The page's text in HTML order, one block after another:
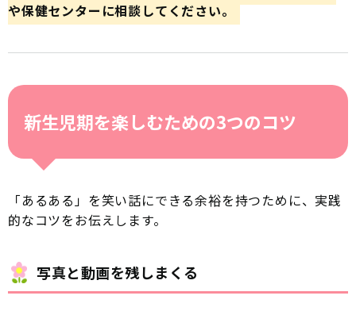
や保健センターに相談してください。
新生児期を楽しむための3つのコツ
「あるある」を笑い話にできる余裕を持つために、実践
的なコツをお伝えします。
写真と動画を残しまくる